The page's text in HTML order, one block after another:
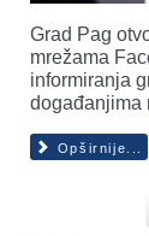
Grad Pag
mrežama
informiranja
događanjima
Opširnije...